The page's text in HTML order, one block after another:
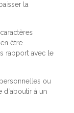
la
être
rapport avec le
ou
d'aboutir à un